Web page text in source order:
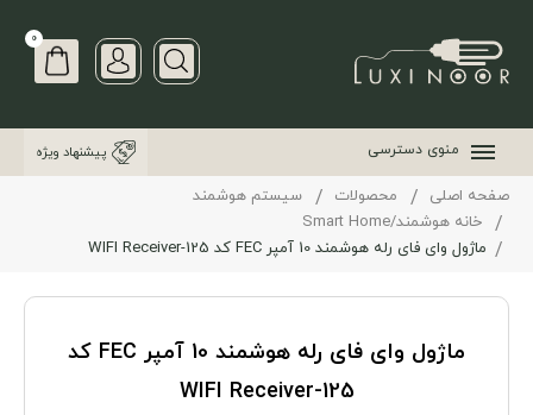
0
منوی دسترسی پیشنهاد ویژه
صفحه اصلی محصولات
سیستم هوشمند
خانه هوشمند/Smart Home
ماژول وای فای رله هوشمند 10 آمپر FEC کد 125-WIFI Receiver
ماژول وای فای رله هوشمند 10 آمپر FEC کد
125-WIFI Receiver